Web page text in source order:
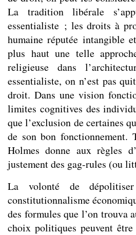
La tradition libérale
essentialiste ; les droits à
humaine réputée intangible
plus haut une telle
religieuse dans
essentialiste, on n’est pas
droit. Dans une vision
limites cognitives des
que l’exclusion de certaines
de son bon fonctionnement.
Holmes donne aux règles
justement des gag-rules (ou
La volonté de
constitutionnalisme
des formules que l’on trouva
choix politiques peuvent